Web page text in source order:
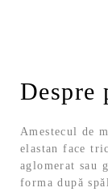
Despre
Amestecul de
elastan face
aglomerat sau
forma după